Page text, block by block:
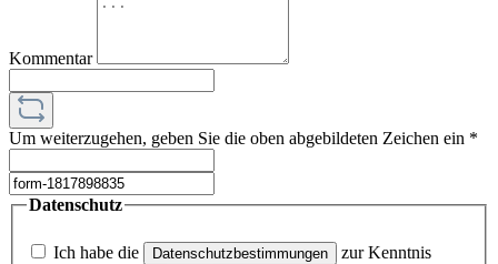
Kommentar
Um weiterzugehen, geben Sie die oben abgebildeten Zeichen ein *
Datenschutz
Ich habe die Datenschutzbestimmungen
zur Kenntnis